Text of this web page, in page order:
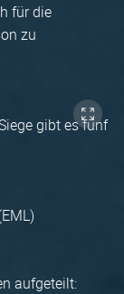
für die
zu
gibt es fünf
aufgeteilt: